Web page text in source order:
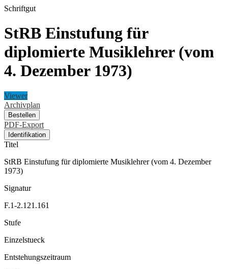
Schriftgut
StRB Einstufung für
diplomierte Musiklehrer (vom
4. Dezember 1973)
Viewer
Archivplan
Bestellen
PDF-Export
Identifikation
Titel
StRB Einstufung für diplomierte Musiklehrer (vom 4. Dezember
1973)
Signatur
F.1-2.121.161
Stufe
Einzelstueck
Entstehungszeitraum